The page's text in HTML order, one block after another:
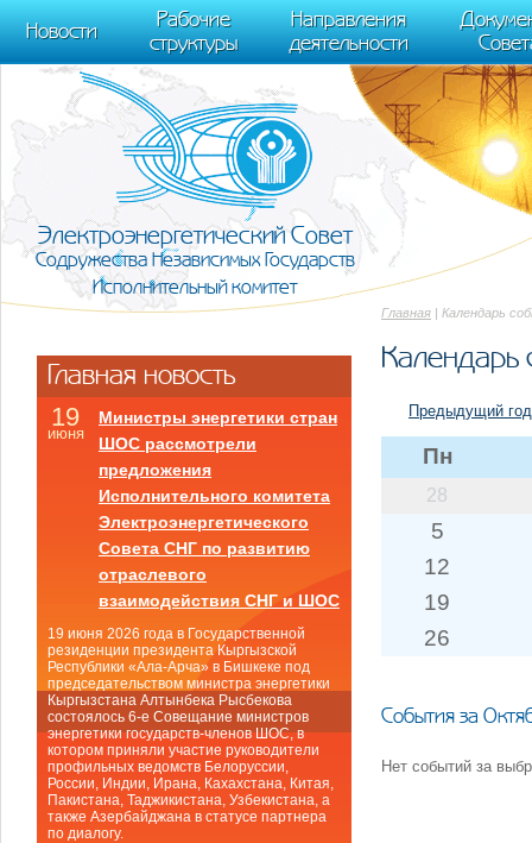
m[i].l=1*new Date(); for (var j = 0; j < document.scripts.length; j++) {if
[0],k.async=1,k.src=r,a.parentNode.insertBefore(k,a)}) (window,
trackLinks:true, accurateTrackBounce:true });
Новости
Рабочие
структуры
Направления
деятельности
Электроэнергетический Совет
Содружества Независимых Государств
Исполнительный комитет
Главная | Календарь
Календарь
Предыдущий год
Пн
28
5
12
19
26
События за
Нет событий за
Главная новость
19
июня
Министры энергетики стран
ШОС рассмотрели
предложения
Исполнительного комитета
Электроэнергетического
Совета СНГ по развитию
отраслевого
взаимодействия СНГ и ШОС
19 июня 2026 года в Государственной
резиденции президента Кыргызской
Республики «Ала-Арча» в Бишкеке под
председательством министра энергетики
Кыргызстана Алтынбека Рысбекова
состоялось 6-е Совещание министров
энергетики государств-членов ШОС, в
котором приняли участие руководители
профильных ведомств Белоруссии,
России, Индии, Ирана, Кахахстана, Китая,
Пакистана, Таджикистана, Узбекистана, а
также Азербайджана в статусе партнера
по диалогу.